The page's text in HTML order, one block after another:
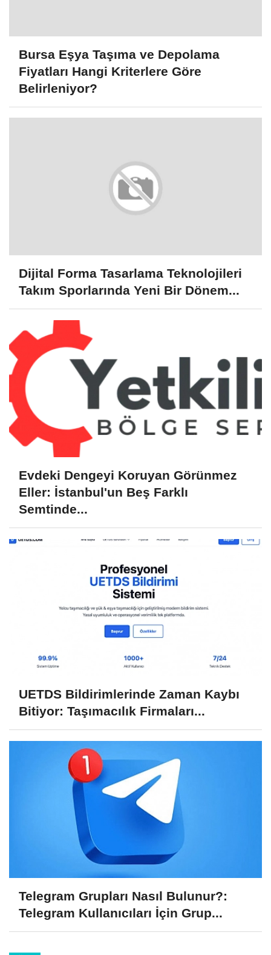
Bursa Eşya Taşıma ve Depolama
Fiyatları Hangi Kriterlere Göre
Belirleniyor?
Dijital Forma Tasarlama Teknolojileri
Takım Sporlarında Yeni Bir Dönem...
Evdeki Dengeyi Koruyan Görünmez
Eller: İstanbul'un Beş Farklı
Semtinde...
UETDS Bildirimlerinde Zaman Kaybı
Bitiyor: Taşımacılık Firmaları...
Telegram Grupları Nasıl Bulunur?:
Telegram Kullanıcıları İçin Grup...